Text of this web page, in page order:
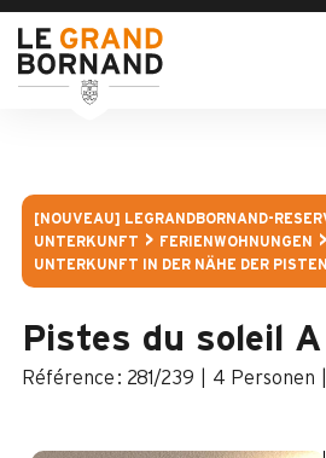
[NOUVEAU] LEGRANDBORNAND-
UNTERKUNFT
FERIENWOHNUNGEN
UNTERKUNFT IN DER NÄHE DER PISTEN
Pistes du soleil A
: 281/239 4 Personen